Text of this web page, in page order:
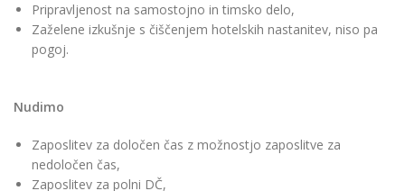
Pripravljenost na samostojno in timsko delo,
Zaželene izkušnje s čiščenjem hotelskih nastanitev, niso pa
pogoj.
Nudimo
Zaposlitev za določen čas z možnostjo zaposlitve za
nedoločen čas,
Zaposlitev za polni DČ,